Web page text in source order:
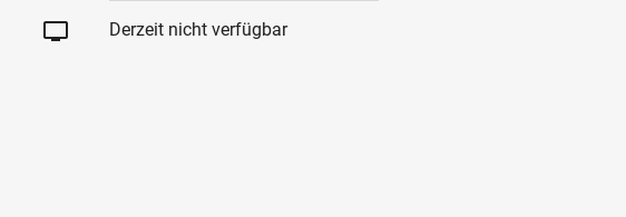
tv Derzeit nicht verfügbar